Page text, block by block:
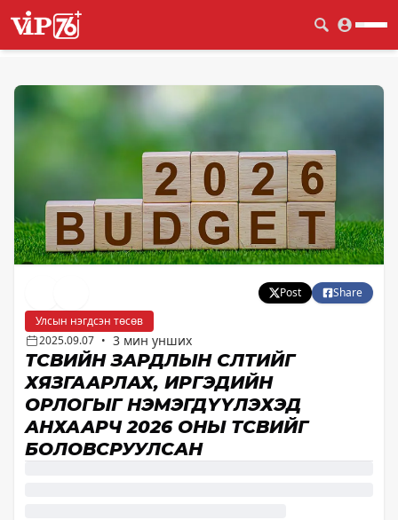
Post
Share
Улсын нэгдсэн төсөв
2025.09.07 • 3 мин унших
ТӨСВИЙН ЗАРДЛЫН ӨСӨЛТИЙГ
ХЯЗГААРЛАХ, ИРГЭДИЙН
ОРЛОГЫГ НЭМЭГДҮҮЛЭХЭД
АНХААРЧ 2026 ОНЫ ТӨСВИЙГ
БОЛОВСРУУЛСАН